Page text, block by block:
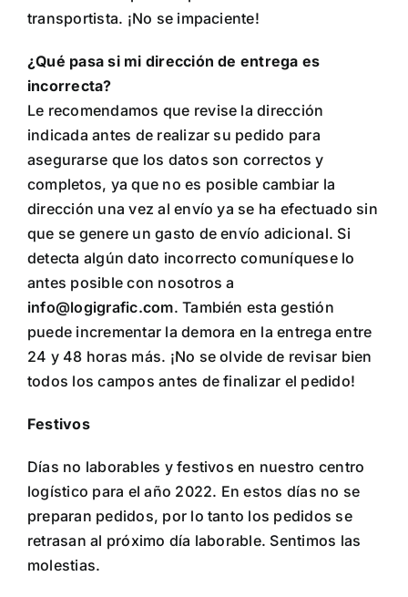
transportista. ¡No se impaciente!
¿Qué pasa si mi dirección de entrega es
incorrecta?
Le recomendamos que revise la dirección
indicada antes de realizar su pedido para
asegurarse que los datos son correctos y
completos, ya que no es posible cambiar la
dirección una vez al envío ya se ha efectuado sin
que se genere un gasto de envío adicional. Si
detecta algún dato incorrecto comuníquese lo
antes posible con nosotros a
info@logigrafic.com. También esta gestión
puede incrementar la demora en la entrega entre
24 y 48 horas más. ¡No se olvide de revisar bien
todos los campos antes de finalizar el pedido!
Festivos
Días no laborables y festivos en nuestro centro
logístico para el año 2022. En estos días no se
preparan pedidos, por lo tanto los pedidos se
retrasan al próximo día laborable. Sentimos las
molestias.